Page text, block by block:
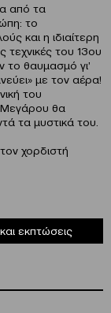
από τα
το
και η ιδιαίτερη
του 13ου
το θαυμασμό γι’
με τον αέρα!
του
Μεγάρου θα
τα μυστικά του.
χορδιστή
εκπτώσεις